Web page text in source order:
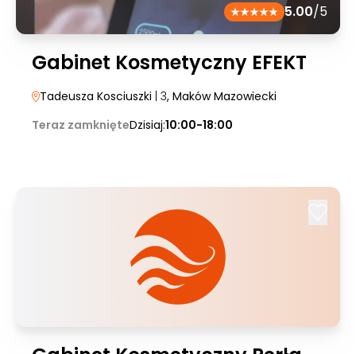
5.00/5
Gabinet Kosmetyczny EFEKT
Tadeusza Kosciuszki | 3, Maków Mazowiecki
Teraz zamknięteDzisiaj:10:00-18:00